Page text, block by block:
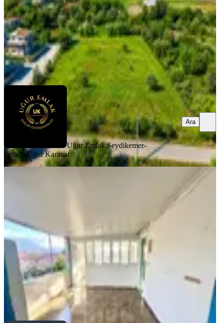
16.000.000 ₺
Uğur Emlak Seydikemer-Fethiye Uğur Karavat
Ara
Uğur Emlak Seydikemer-
FethiyeUğur Karavat
Ara
Muğla Fethiye Karagedikte Müstakil
16.07.2026
4.750.000 ₺
ÇARŞI EMLAK KADİR BÜLBÜL
Ara